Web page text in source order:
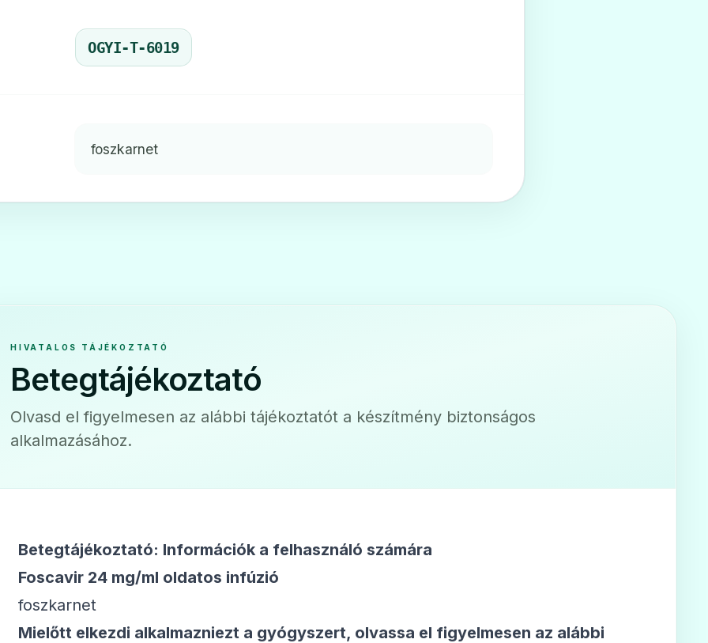
OGYI-T-6019
foszkarnet
HIVATALOS TÁJÉKOZTATÓ
Betegtájékoztató
Olvasd el figyelmesen az alábbi tájékoztatót a készítmény biztonságos
alkalmazásához.
Betegtájékoztató: Információk a felhasználó számára
Foscavir 24 mg/ml oldatos infúzió
foszkarnet
Mielőtt elkezdi alkalmazniezt a gyógyszert, olvassa el figyelmesen az alábbi